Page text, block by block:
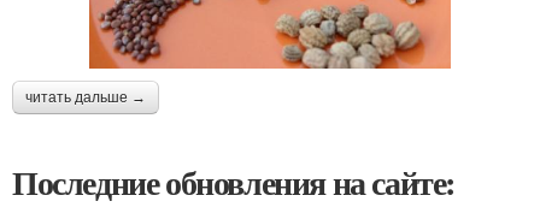
читать дальше →
Последние обновления на сайте: